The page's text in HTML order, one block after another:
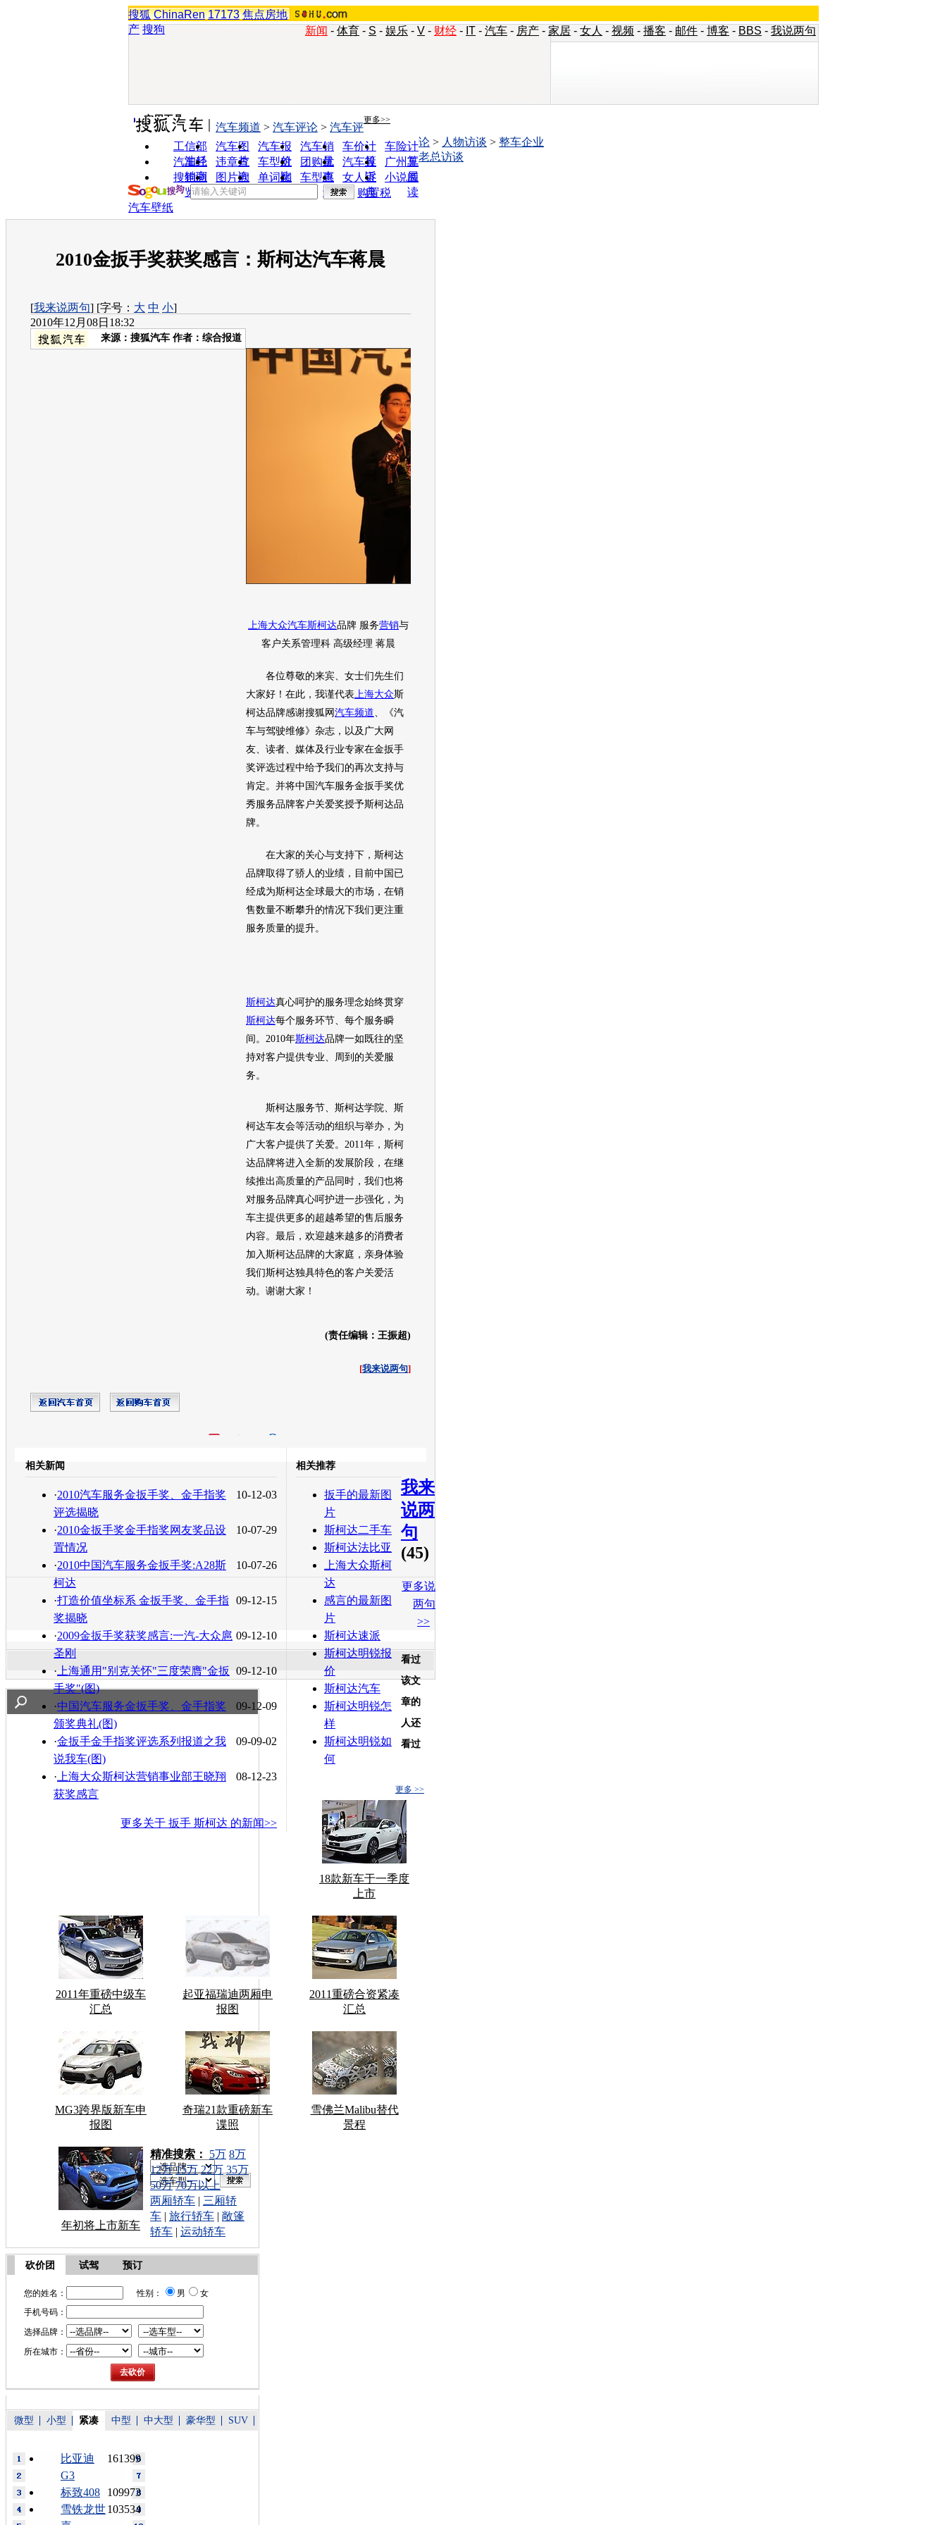
搜狐 ChinaRen 17173 焦点房地
产 搜狗 新闻 - 体育 - S - 娱乐 - V - 财经 - IT - 汽车 - 房产 - 家居 - 女人 - 视频 - 播客 - 邮件 - 博客 - BBS - 我说两句
实用工具 更多>>
工信部
油耗
汽车图
片
汽车报
价
汽车销
量
车价计
算
车险计
算
汽车经
销商
违章查
询
车型对
比
团购优
惠
汽车投
诉
广州车
展
搜狗浏
览器
图片欣
赏
单词翻
车型查
询
女人宝
典
小说阅
读
汽车频道 > 汽车评论 > 汽车评
论 > 人物访谈 > 整车企业
老总访谈
购置税
汽车壁纸
2010金扳手奖获奖感言：斯柯达汽车蒋晨
[我来说两句] [字号： 大 中 小]
2010年12月08日18:32
来源： 搜狐汽车 作者：综合报道
上海大众汽车斯柯达品牌 服务营销与
客户关系管理科 高级经理 蒋晨
各位尊敬的来宾、女士们先生们
大家好！在此，我谨代表 上海大众斯
柯达品牌感谢搜狐网 汽车频道 、《汽
车与驾驶维修》杂志，以及广大网
友、读者、媒体及行业专家在金扳手
奖评选过程中给予我们的再次支持与
肯定。并将中国汽车服务金扳手奖优
秀服务品牌客户关爱奖授予斯柯达品
牌。
在大家的关心与支持下， 斯柯达
品牌取得了骄人的业绩，目前中国已
经成为斯柯达全球最大的市场，在销
售数量不断攀升的情况下我们更注重
服务质量的提升。
斯柯达真心呵护的服务理念始终贯穿
斯柯达每个服务环节、每个服务瞬
间。2010年斯柯达品牌一如既往的坚
持对客户提供专业、周到的关爱服
务。
斯柯达服务节、 斯柯达学院、 斯
柯达车友会等活动的组织与举办，为
广大客户提供了关爱。2011年， 斯柯
达品牌将进入全新的发展阶段，在继
续推出高质量的产品同时，我们也将
对服务品牌真心呵护进一步强化，为
车主提供更多的超越希望的售后服务
内容。最后，欢迎越来越多的消费者
加入 斯柯达品牌的大家庭，亲身体验
我们斯柯达独具特色的客户关爱活
动。谢谢大家！
(责任编辑：王振超)
[我来说两句]
转发至： 白社会 百度i贴吧
相关新闻
10-12-03
·2010汽车服务金扳手奖、金手指奖
评选揭晓
10-07-29
·2010金扳手奖金手指奖网友奖品设
置情况
10-07-26
·2010中国汽车服务金扳手奖:A28斯
柯达
09-12-15
·打造价值坐标系 金扳手奖、金手指
奖揭晓
09-12-10
·2009金扳手奖获奖感言:一汽-大众扈
圣刚
09-12-10
· 上海通用"别克关怀"三度荣膺"金扳
手奖"(图)
09-12-09
·中国汽车服务金扳手奖、金手指奖
颁奖典礼(图)
09-09-02
·金扳手金手指奖评选系列报道之我
说我车(图)
08-12-23
· 上海大众斯柯达营销事业部王晓翔
获奖感言
更多关于 扳手 斯柯达 的新闻>>
相关推荐
扳手的最新图
片
斯柯达二手车
斯柯达法比亚
上海大众斯柯
达
感言的最新图
片
斯柯达速派
斯柯达明锐报
价
斯柯达汽车
斯柯达明锐怎
样
斯柯达明锐如
何
我来
说两
句
(45)
更多说
两句
>>
更多 >>
看过
该文
章的
人还
看过
18款新车于一季度
上市
2011年重磅中级车
汇总
起亚福瑞迪两厢申
报图
2011重磅合资紧凑
汇总
MG3跨界版新车申
报图
奇瑞21款重磅新车
谍照
雪佛兰Malibu替代
景程
年初将上市新车
车型搜索：
精准搜索： 5万 8万
12万 15万 22万 35万
50万 70万以上
两厢轿车 | 三厢轿
车 | 旅行轿车 | 敞篷
轿车 | 运动轿车
砍价团 试驾 预订
您的姓名： 性别： 男
女
手机号码：
选择品牌：
所在城市：
微型 小型 紧凑 中型 中大型 豪华型 SUV
161399
比亚迪
G3
109973
标致408
103534
雪铁龙世